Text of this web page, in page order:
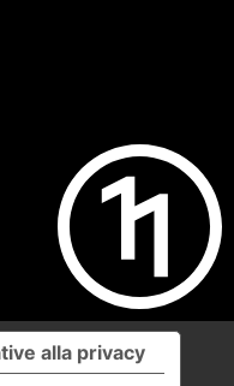
alla privacy